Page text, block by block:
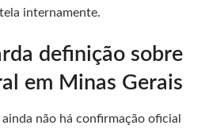
internamente.
definição sobre
em Minas Gerais
não há confirmação oficial